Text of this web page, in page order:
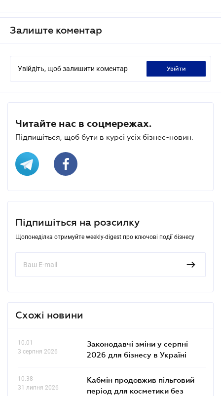
Залиште коментар
Увійдіть, щоб залишити коментар увійти
Читайте нас в соцмережах.
Підпишіться, щоб бути в курсі усіх бізнес-новин.
Підпишіться на розсилку
Щопонеділка отримуйте weekly-digest про ключові події бізнесу
Схожі новини
10.01
3 серпня 2026
Законодавчі зміни у серпні
2026 для бізнесу в Україні
10.38
31 липня 2026
Кабмін продовжив пільговий
період для косметики без